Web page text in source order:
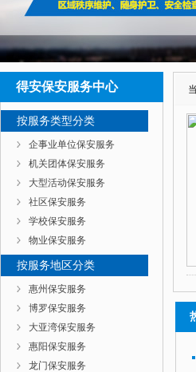
得安保安服务中心
按服务类型分类
企事业单位保安服务
机关团体保安服务
大型活动保安服务
社区保安服务
学校保安服务
物业保安服务
按服务地区分类
惠州保安服务
博罗保安服务
大亚湾保安服务
惠阳保安服务
龙门保安服务